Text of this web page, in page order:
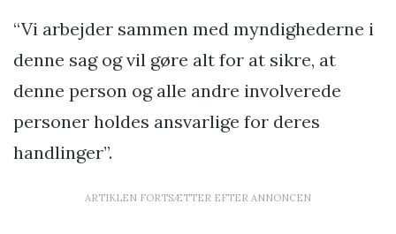
“Vi arbejder sammen med myndighederne i
denne sag og vil gøre alt for at sikre, at
denne person og alle andre involverede
personer holdes ansvarlige for deres
handlinger”.
ARTIKLEN FORTSÆTTER EFTER ANNONCEN